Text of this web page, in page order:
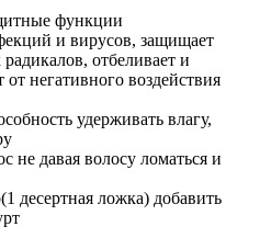
функции
и вирусов, защищает
отбеливает и
негативного воздействия
удерживать влагу,
не давая волосу ломаться и
десертная ложка) добавить